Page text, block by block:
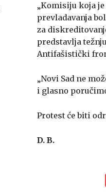
„Komisiju koja
prevladavanja
za
predstavlja
Antifašistički
„Novi Sad ne
i glasno
Protest će biti
D. B.